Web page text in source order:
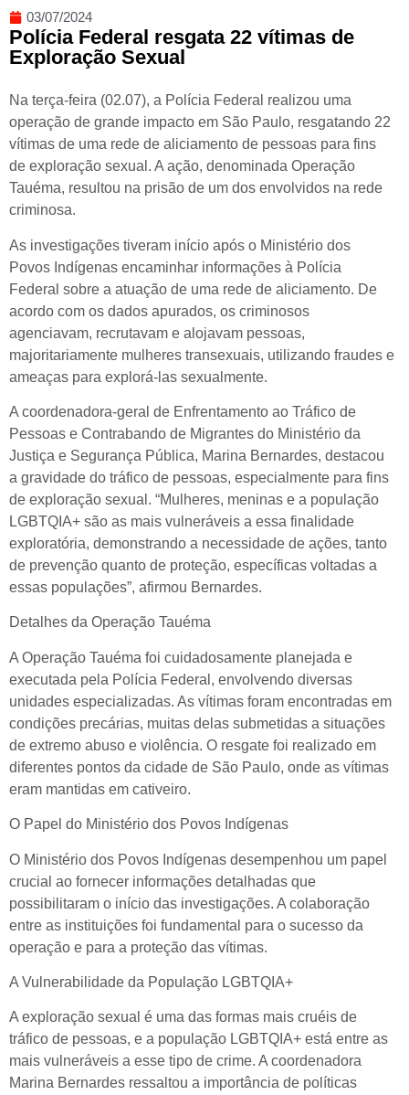
03/07/2024
Polícia Federal resgata 22 vítimas de
Exploração Sexual
Na terça-feira (02.07), a Polícia Federal realizou uma
operação de grande impacto em São Paulo, resgatando 22
vítimas de uma rede de aliciamento de pessoas para fins
de exploração sexual. A ação, denominada Operação
Tauéma, resultou na prisão de um dos envolvidos na rede
criminosa.
As investigações tiveram início após o Ministério dos
Povos Indígenas encaminhar informações à Polícia
Federal sobre a atuação de uma rede de aliciamento. De
acordo com os dados apurados, os criminosos
agenciavam, recrutavam e alojavam pessoas,
majoritariamente mulheres transexuais, utilizando fraudes e
ameaças para explorá-las sexualmente.
A coordenadora-geral de Enfrentamento ao Tráfico de
Pessoas e Contrabando de Migrantes do Ministério da
Justiça e Segurança Pública, Marina Bernardes, destacou
a gravidade do tráfico de pessoas, especialmente para fins
de exploração sexual. “Mulheres, meninas e a população
LGBTQIA+ são as mais vulneráveis a essa finalidade
exploratória, demonstrando a necessidade de ações, tanto
de prevenção quanto de proteção, específicas voltadas a
essas populações”, afirmou Bernardes.
Detalhes da Operação Tauéma
A Operação Tauéma foi cuidadosamente planejada e
executada pela Polícia Federal, envolvendo diversas
unidades especializadas. As vítimas foram encontradas em
condições precárias, muitas delas submetidas a situações
de extremo abuso e violência. O resgate foi realizado em
diferentes pontos da cidade de São Paulo, onde as vítimas
eram mantidas em cativeiro.
O Papel do Ministério dos Povos Indígenas
O Ministério dos Povos Indígenas desempenhou um papel
crucial ao fornecer informações detalhadas que
possibilitaram o início das investigações. A colaboração
entre as instituições foi fundamental para o sucesso da
operação e para a proteção das vítimas.
A Vulnerabilidade da População LGBTQIA+
A exploração sexual é uma das formas mais cruéis de
tráfico de pessoas, e a população LGBTQIA+ está entre as
mais vulneráveis a esse tipo de crime. A coordenadora
Marina Bernardes ressaltou a importância de políticas